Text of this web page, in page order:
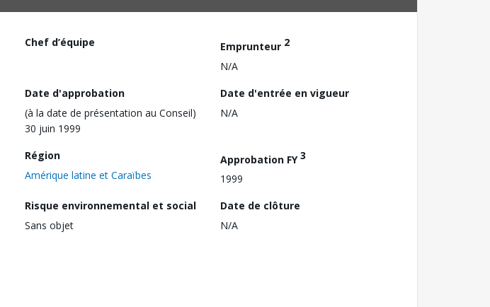
Chef d’équipe Emprunteur 2
N/A
Date d'approbation
(à la date de présentation au Conseil)
30 juin 1999
Date d'entrée en vigueur
N/A
Région
Amérique latine et Caraïbes
Approbation FY3
1999
Risque environnemental et social
Sans objet
Date de clôture
N/A